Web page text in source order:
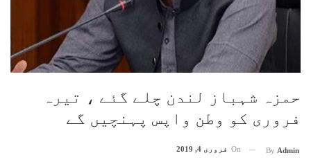
حمزہ شہباز لندن چلے گئے ، تیرہ
فروری کو وطن واپس پہنچیں گے
By Admin
On فروری 4, 2019